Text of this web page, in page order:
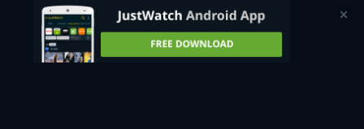
Temporada 3
Fuego Ardiente season-1